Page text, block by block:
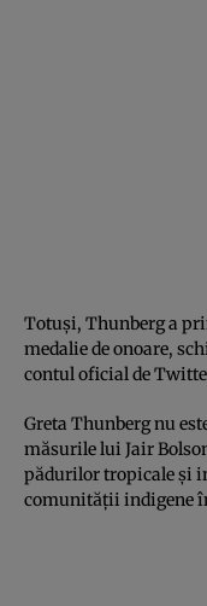
Totuşi, Thunberg a
medalie de onoare,
contul oficial de
Greta Thunberg nu
măsurile lui Jair
pădurilor tropicale şi
comunităţii indigene